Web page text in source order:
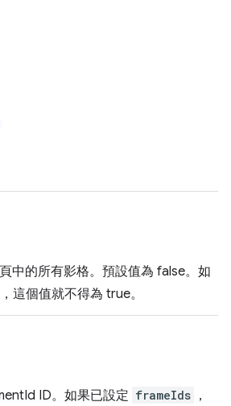
中的所有影格。預設值為 false。如
，這個值就不得為 true。
ID。如果已設定 frameIds ，